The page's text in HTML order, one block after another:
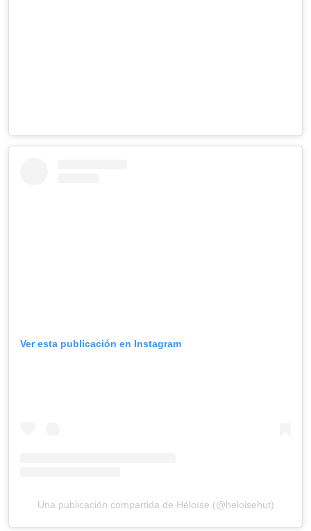
Ver esta publicación en Instagram
Una publicación compartida de Héloïse (@heloisehut)